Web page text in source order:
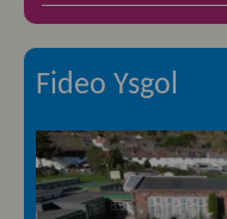
Fideo Ysgol